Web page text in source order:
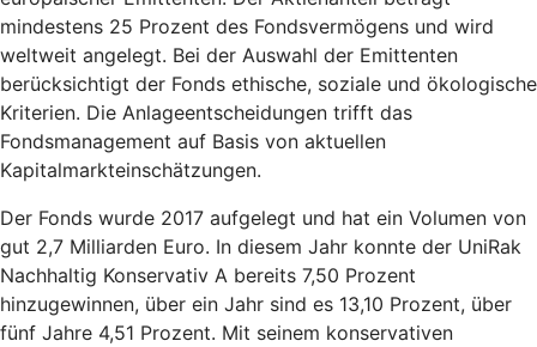
mindestens 25 Prozent des Fondsvermögens und wird
weltweit angelegt. Bei der Auswahl der Emittenten
berücksichtigt der Fonds ethische, soziale und ökologische
Kriterien. Die Anlageentscheidungen trifft das
Fondsmanagement auf Basis von aktuellen
Kapitalmarkteinschätzungen.
Der Fonds wurde 2017 aufgelegt und hat ein Volumen von
gut 2,7 Milliarden Euro. In diesem Jahr konnte der UniRak
Nachhaltig Konservativ A bereits 7,50 Prozent
hinzugewinnen, über ein Jahr sind es 13,10 Prozent, über
fünf Jahre 4,51 Prozent. Mit seinem konservativen